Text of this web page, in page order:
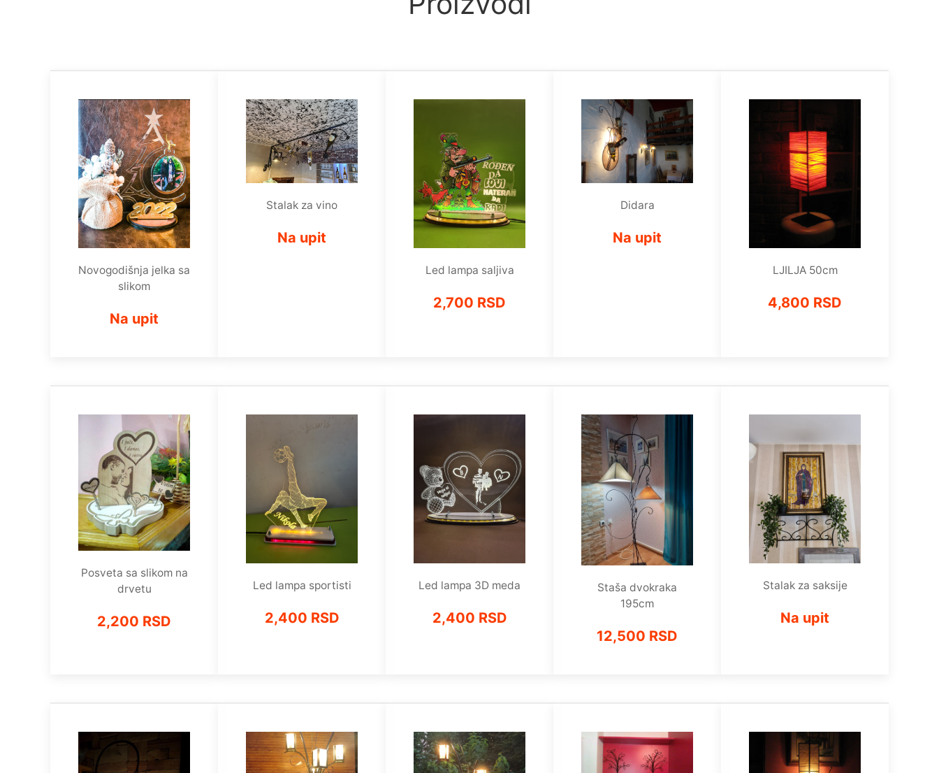
Novogodišnja jelka sa
slikom
Na upit
Stalak za vino
Na upit
Led lampa saljiva
2,700 RSD
Didara
Na upit
LJILJA 50cm
4,800 RSD
Posveta sa slikom na
drvetu
2,200 RSD
Led lampa sportisti
2,400 RSD
Led lampa 3D meda
2,400 RSD
Staša dvokraka
195cm
12,500 RSD
Stalak za saksije
Na upit